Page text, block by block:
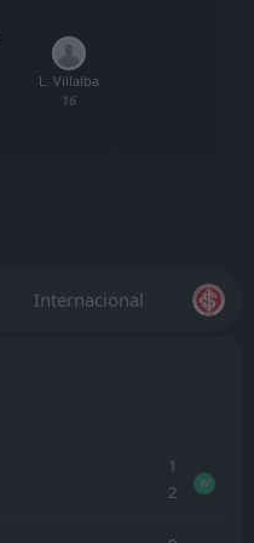
L. Villalba
16
Internacional
1
2
W